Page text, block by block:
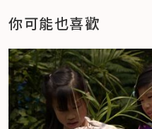
你可能也喜歡